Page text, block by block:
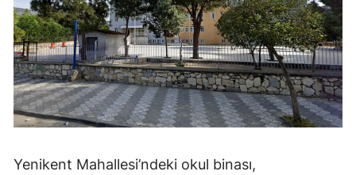
Yenikent Mahallesi’ndeki okul binası,